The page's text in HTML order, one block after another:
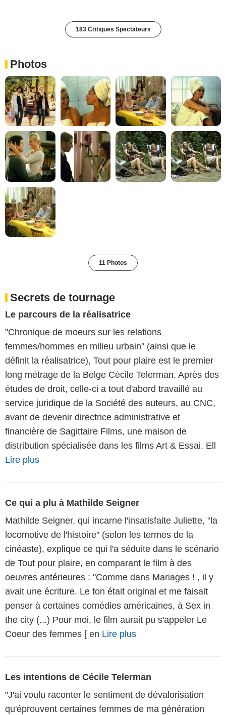
183 Critiques Spectateurs
Photos
11 Photos
Secrets de tournage
Le parcours de la réalisatrice
"Chronique de moeurs sur les relations
femmes/hommes en milieu urbain" (ainsi que le
définit la réalisatrice), Tout pour plaire est le premier
long métrage de la Belge Cécile Telerman. Après des
études de droit, celle-ci a tout d'abord travaillé au
service juridique de la Société des auteurs, au CNC,
avant de devenir directrice administrative et
financière de Sagittaire Films, une maison de
distribution spécialisée dans les films Art & Essai. Ell
Lire plus
Ce qui a plu à Mathilde Seigner
Mathilde Seigner, qui incarne l'insatisfaite Juliette, "la
locomotive de l'histoire" (selon les termes de la
cinéaste), explique ce qui l'a séduite dans le scénario
de Tout pour plaire, en comparant le film à des
oeuvres antérieures : "Comme dans Mariages ! , il y
avait une écriture. Le ton était original et me faisait
penser à certaines comédies américaines, à Sex in
the city (...) Pour moi, le film aurait pu s'appeler Le
Coeur des femmes [ en Lire plus
Les intentions de Cécile Telerman
"J'ai voulu raconter le sentiment de dévalorisation
qu'éprouvent certaines femmes de ma génération